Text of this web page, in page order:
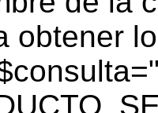
obtener